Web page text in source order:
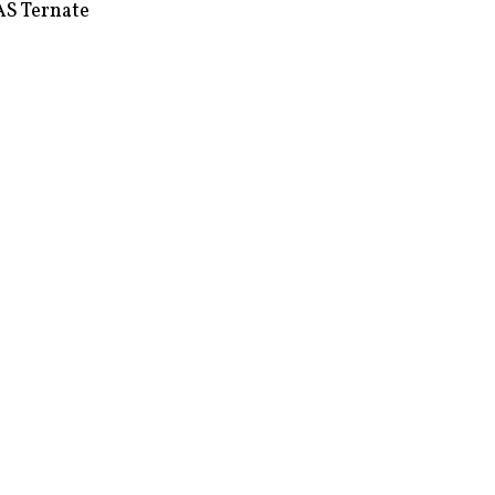
Ternate